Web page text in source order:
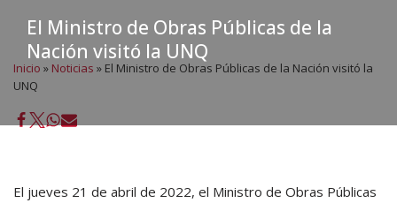
El Ministro de Obras Públicas de la
Nación visitó la UNQ
Inicio » Noticias » El Ministro de Obras Públicas de la Nación visitó la
UNQ
El jueves 21 de abril de 2022, el Ministro de Obras Públicas